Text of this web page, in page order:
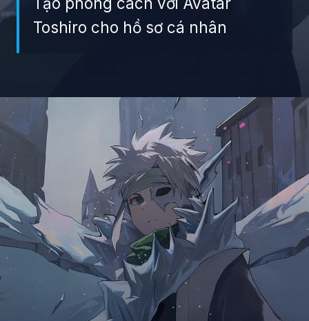
Toshiro cho hồ sơ cá nhân
Đang mở https://giaydabonghana.com/toshiro